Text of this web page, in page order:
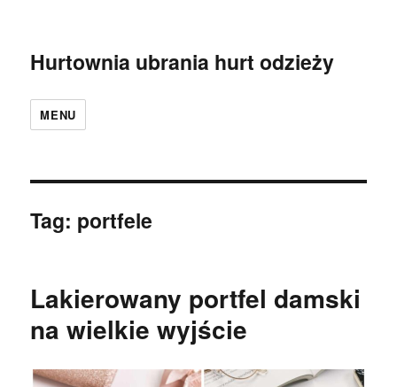
Hurtownia ubrania hurt odzieży
MENU
Tag: portfele
Lakierowany portfel damski
na wielkie wyjście